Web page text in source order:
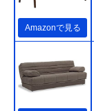
Amazonで見る